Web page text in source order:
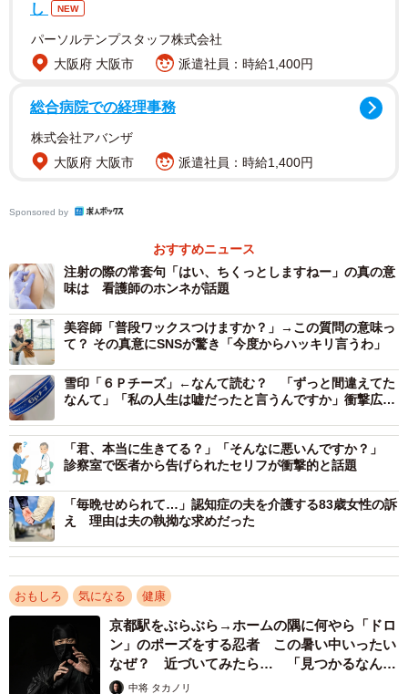
「お疲れさまです。皮膚科医、このやりとり毎日です」
「ラベルがなければまずわかりません」
「そして大体混合だったりします」
「混合物は時間の変化と共に質感も変わるので、まず無
理」
「混合軟膏だと、お薬手帳を追いかけるしかない」
「レスタミンなら臭い、オイラックスなら見た目、ワセリ
ンまたはプロペトもなんとか判断可能」
「瓶に入ったアレとかチューブに入ったアレとかは勘弁し
て欲しい」
「昔もらった白い粒の薬くださいっていうのも難関です」
医療関係者と思われる共感リプの多さに、推して知るべし
田舎の外科盛り上げ隊長を目指しているという投稿者、小
児心臓外科医の小渡亮介さんに、今回の反響についてお話
を聞きました。
し
NEW
パーソルテンプスタッフ株式会社
大阪府 大阪市
派遣社員：時給1,400円
総合病院での経理事務
株式会社アバンザ
大阪府 大阪市
派遣社員：時給1,400円
Sponsored by
おすすめニュース
注射の際の常套句「はい、ちくっとしますねー」の真の意
味は 看護師のホンネが話題
美容師「普段ワックスつけますか？」→この質問の意味っ
て？ その真意にSNSが驚き「今度からハッキリ言うわ」
雪印「６Ｐチーズ」←なんて読む？ 「ずっと間違えてた
なんて」「私の人生は嘘だったと言うんですか」衝撃広が
「君、本当に生きてる？」「そんなに悪いんですか？」
診察室で医者から告げられたセリフが衝撃的と話題
「毎晩せめられて…」認知症の夫を介護する83歳女性の訴
え 理由は夫の執拗な求めだった
おもしろ 気になる 健康
京都駅をぶらぶら→ホームの隅に何やら「ドロ
ン」のポーズをする忍者 この暑い中いったい
なぜ？ 近づいてみたら… 「見つかるなんて
未熟」中将 タカノリ